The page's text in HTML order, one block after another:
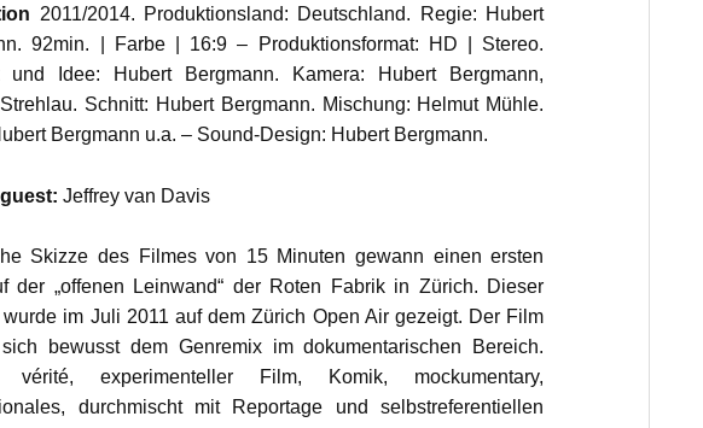
2011/2014. Produktionsland: Deutschland. Regie: Hubert
92min. | Farbe | 16:9 – Produktionsformat: HD | Stereo.
und Idee: Hubert Bergmann. Kamera: Hubert Bergmann,
Schnitt: Hubert Bergmann. Mischung: Helmut Mühle.
Bergmann u.a. – Sound-Design: Hubert Bergmann.
Jeffrey van Davis
Skizze des Filmes von 15 Minuten gewann einen ersten
der „offenen Leinwand“ der Roten Fabrik in Zürich. Dieser
wurde im Juli 2011 auf dem Zürich Open Air gezeigt. Der Film
bewusst dem Genremix im dokumentarischen Bereich.
vérité, experimenteller Film, Komik, mockumentary,
durchmischt mit Reportage und selbstreferentiellen